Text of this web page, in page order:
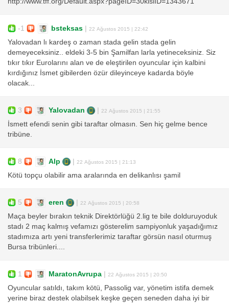
-1 bsteksas 22 Ağustos 2015 | 22:42
Yalovadan lı kardeş o zaman stada gelin stada gelin
demeyeceksiniz.. eldeki 3-5 bin Şamilfan larla yetineceksiniz. Siz
tıkır tıkır Eurolarını alan ve de eleştirilen oyuncular için kalbini
kırdığınız İsmet gibilerden özür dileyinceye kadarda böyle
olacak...
3 Yalovadan 22 Ağustos 2015 | 21:55
İsmett efendi senin gibi taraftar olmasın. Sen hiç gelme bence
tribüne.
8 Alp 22 Ağustos 2015 | 21:13
Kötü topçu olabilir ama aralarında en delikanlısı şamil
5 eren 22 Ağustos 2015 | 20:58
Maça beyler bırakın teknik Direktörlüğü 2.lig te bile dolduruyoduk
stadı 2 maç kalmış vefamızı gösterelim sampiyonluk yaşadığımız
stadımıza artı yeni transferlerimiz taraftar görsün nasıl oturmuş
Bursa tribünleri....
1 MaratonAvrupa 22 Ağustos 2015 | 20:50
Oyuncular satıldı, takım kötü, Passolig var, yönetim istifa demek
yerine biraz destek olabilsek keşke geçen seneden daha iyi bir